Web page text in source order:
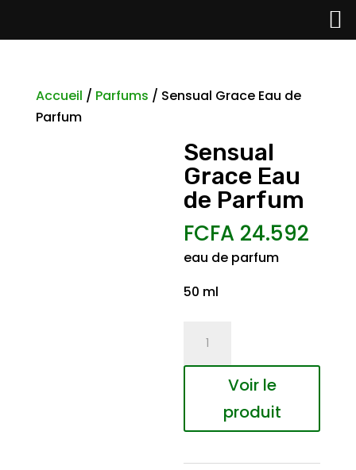
Accueil / Parfums / Sensual Grace Eau de
Parfum
Sensual
Grace Eau
de Parfum
FCFA 24.592
eau de parfum
50 ml
Parfum
Voir le
produit